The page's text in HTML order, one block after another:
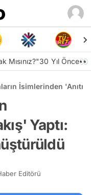
Mısınız?"30 Yıl Önce👀
İsimlerinden
Yaptı:
Editörü